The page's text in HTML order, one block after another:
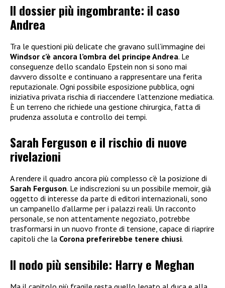
Il dossier più ingombrante: il caso
Andrea
Tra le questioni più delicate che gravano sull’immagine dei
Windsor c’è ancora l’ombra del principe Andrea. Le
conseguenze dello scandalo Epstein non si sono mai
davvero dissolte e continuano a rappresentare una ferita
reputazionale. Ogni possibile esposizione pubblica, ogni
iniziativa privata rischia di riaccendere l’attenzione mediatica.
È un terreno che richiede una gestione chirurgica, fatta di
prudenza assoluta e controllo dei tempi.
Sarah Ferguson e il rischio di nuove
rivelazioni
A rendere il quadro ancora più complesso c’è la posizione di
Sarah Ferguson. Le indiscrezioni su un possibile memoir, già
oggetto di interesse da parte di editori internazionali, sono
un campanello d’allarme per i palazzi reali. Un racconto
personale, se non attentamente negoziato, potrebbe
trasformarsi in un nuovo fronte di tensione, capace di riaprire
capitoli che la Corona preferirebbe tenere chiusi.
Il nodo più sensibile: Harry e Meghan